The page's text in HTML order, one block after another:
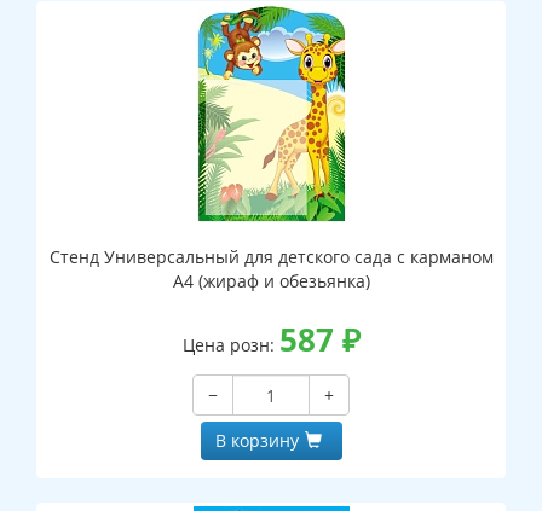
Стенд Универсальный для детского сада с карманом
А4 (жираф и обезьянка)
Цена розн: 587 ₽
−
+
В корзину